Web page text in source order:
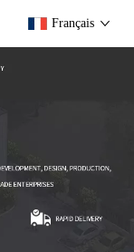
Français